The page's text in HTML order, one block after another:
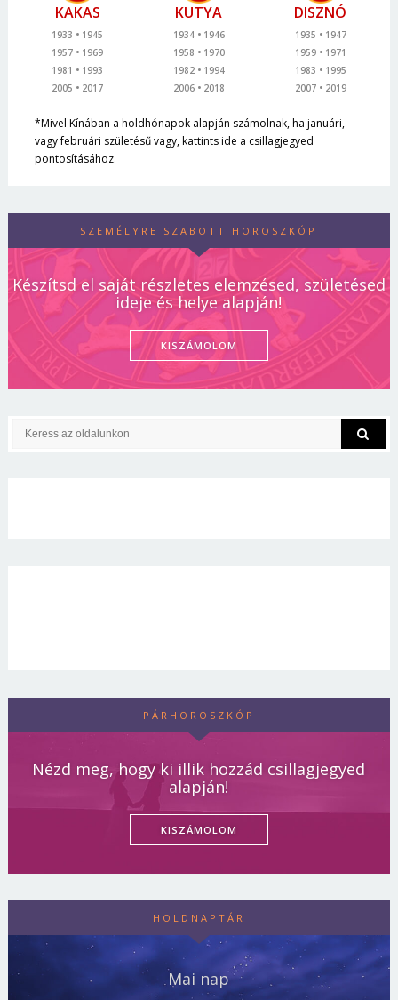
KAKAS
1933
1945
1957
1969
1981
1993
2005
2017
KUTYA
1934
1946
1958
1970
1982
1994
2006
2018
DISZNÓ
1935
1947
1959
1971
1983
1995
2007
2019
*Mivel Kínában a holdhónapok alapján számolnak, ha januári,
vagy februári születésű vagy, kattints ide a csillagjegyed
pontosításához.
SZEMÉLYRE SZABOTT HOROSZKÓP
Készítsd el saját részletes elemzésed, születésed
ideje és helye alapján!
KISZÁMOLOM
PÁRHOROSZKÓP
Nézd meg, hogy ki illik hozzád csillagjegyed
alapján!
KISZÁMOLOM
HOLDNAPTÁR
Mai nap